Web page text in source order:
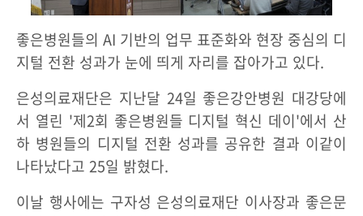
좋은병원들의 AI 기반의 업무 표준화와 현장 중심의 디
지털 전환 성과가 눈에 띄게 자리를 잡아가고 있다.
은성의료재단은 지난달 24일 좋은강안병원 대강당에
서 열린 '제2회 좋은병원들 디지털 혁신 데이'에서 산
하 병원들의 디지털 전환 성과를 공유한 결과 이같이
나타났다고 25일 밝혔다.
이날 행사에는 구자성 은성의료재단 이사장과 좋은문